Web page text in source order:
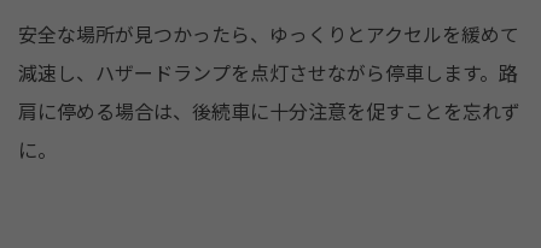
安全な場所が見つかったら、ゆっくりとアクセルを緩めて
減速し、ハザードランプを点灯させながら停車します。路
肩に停める場合は、後続車に十分注意を促すことを忘れず
に。